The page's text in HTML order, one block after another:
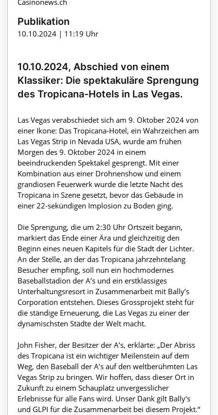
Casinonews.ch
Publikation
10.10.2024 | 11:19 Uhr
10.10.2024, Abschied von einem
Klassiker: Die spektakuläre Sprengung
des Tropicana-Hotels in Las Vegas.
Las Vegas verabschiedet sich am 9. Oktober 2024 von
einer Ikone: Das Tropicana-Hotel, ein Wahrzeichen am
Las Vegas Strip in Nevada USA, wurde am frühen
Morgen des 9. Oktober 2024 in einem
beeindruckenden Spektakel gesprengt. Mit einer
Kombination aus einer Drohnenshow und einem
grandiosen Feuerwerk wurde die letzte Nacht des
Tropicana in Szene gesetzt, bevor das Gebäude in
einer 22-sekündigen Implosion zu Boden ging.
Die Sprengung, die um 2:30 Uhr Ortszeit begann,
markiert das Ende einer Ära und gleichzeitig den
Beginn eines neuen Kapitels für die Stadt der Lichter.
An der Stelle, an der das Tropicana jahrzehntelang
Besucher empfing, soll nun ein hochmodernes
Baseballstadion der A’s und ein erstklassiges
Unterhaltungsresort in Zusammenarbeit mit Bally’s
Corporation entstehen. Dieses Grossprojekt steht für
die ständige Erneuerung, die Las Vegas zu einer der
dynamischsten Städte der Welt macht.
John Fisher, der Besitzer der A’s, erklärte: „Der Abriss
des Tropicana ist ein wichtiger Meilenstein auf dem
Weg, den Baseball der A’s auf den weltberühmten Las
Vegas Strip zu bringen. Wir hoffen, dass dieser Ort in
Zukunft zu einem Schauplatz unvergesslicher
Erlebnisse für alle Fans wird. Unser Dank gilt Bally's
und GLPI für die Zusammenarbeit bei diesem Projekt.“